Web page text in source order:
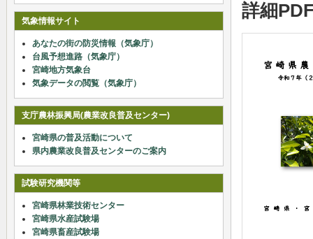
詳細
気象情報サイト
あなたの街の防災情報（気象庁）
台風予想進路（気象庁）
宮崎地方気象台
気象データの閲覧（気象庁）
支庁農林振興局(農業改良普及センター)
宮崎県の普及活動について
県内農業改良普及センターのご案内
試験研究機関等
宮崎県林業技術センター
宮崎県水産試験場
宮崎県畜産試験場